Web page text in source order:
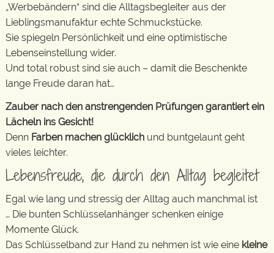
„Werbebändern“ sind die Alltagsbegleiter aus der
Lieblingsmanufaktur echte Schmuckstücke.
Sie spiegeln Persönlichkeit und eine optimistische
Lebenseinstellung wider.
Und total robust sind sie auch – damit die Beschenkte
lange Freude daran hat…
Zauber nach den anstrengenden Prüfungen garantiert ein
Lächeln ins Gesicht!
Denn Farben machen glücklich und buntgelaunt geht
vieles leichter.
Lebensfreude, die durch den Alltag begleitet
Egal wie lang und stressig der Alltag auch manchmal ist
… Die bunten Schlüsselanhänger schenken einige
Momente Glück.
Das Schlüsselband zur Hand zu nehmen ist wie eine kleine